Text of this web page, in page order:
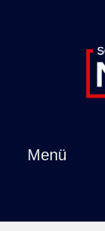
Menü
Startseite